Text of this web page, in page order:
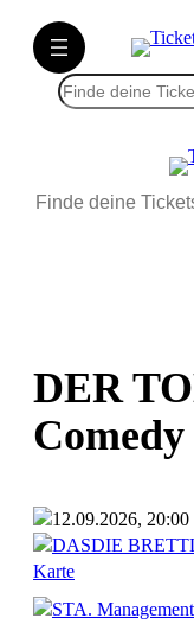
Suchen
Suchen
DER
Comedy
12.09.2026,
DASDIE
Karte
STA.